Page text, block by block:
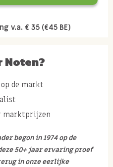
v.a. € 35 (€45 BE)
Noten?
op de markt
marktprijzen
begon in 1974 op de
50+ jaar ervaring proef
in onze eerlijke